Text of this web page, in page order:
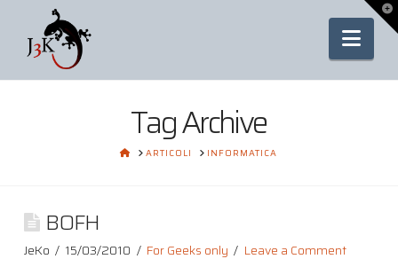
Tag Archive
HOME
ARTICOLI INFORMATICA
BOFH
JeKo 15/03/2010 For Geeks only Leave a Comment